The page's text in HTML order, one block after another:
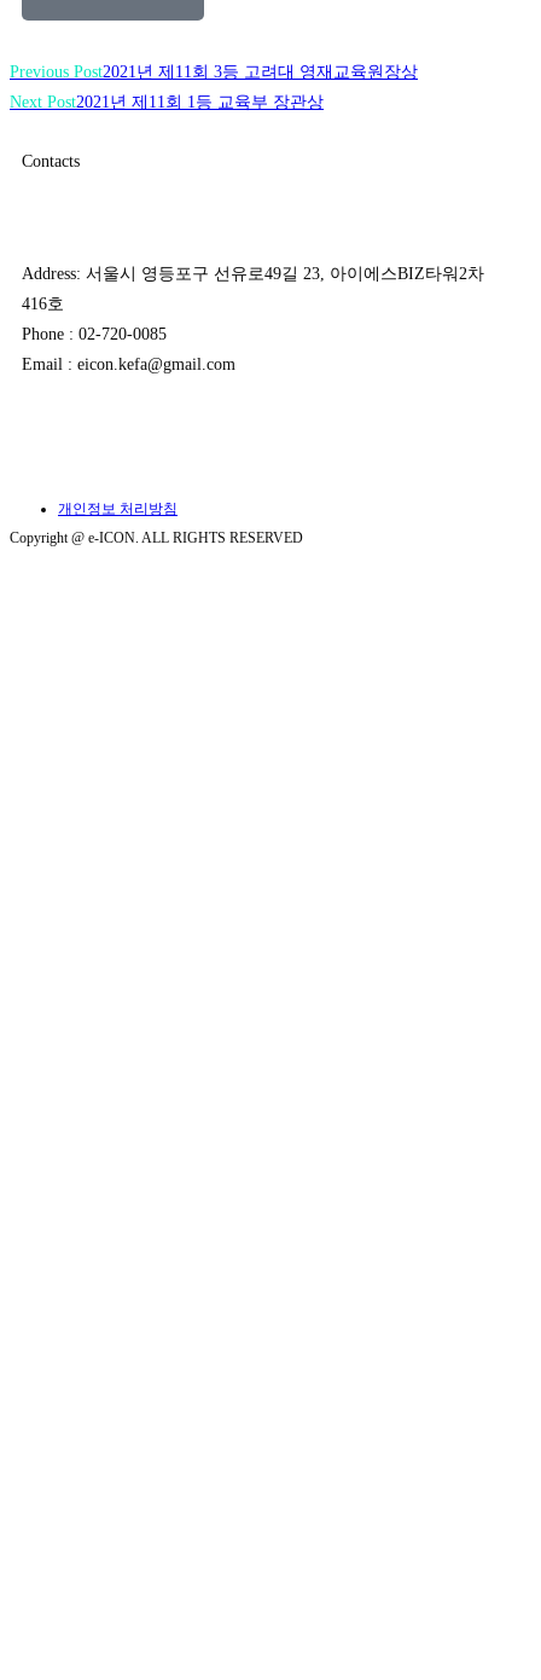
Previous Post2021년 제11회 3등 고려대 영재교육원장상
Next Post2021년 제11회 1등 교육부 장관상
Contacts
Address: 서울시 영등포구 선유로49길 23, 아이에스BIZ타워2차
416호
Phone : 02-720-0085
Email : eicon.kefa@gmail.com
개인정보 처리방침
Copyright @ e-ICON. ALL RIGHTS RESERVED